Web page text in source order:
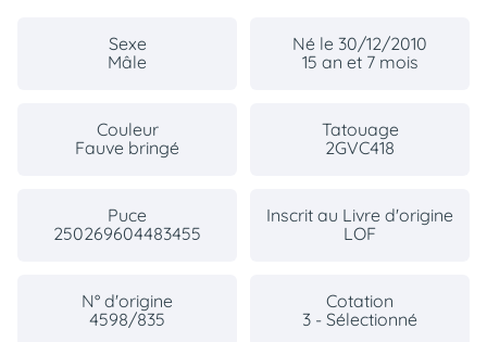
Sexe
Mâle
Né le 30/12/2010
15 an et 7 mois
Couleur
Fauve bringé
Tatouage
2GVC418
Puce
250269604483455
Inscrit au Livre d'origine
LOF
N° d'origine
4598/835
Cotation
3 - Sélectionné